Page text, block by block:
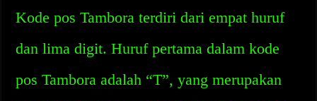
Kode pos Tambora terdiri dari empat huruf
dan lima digit. Huruf pertama dalam kode
pos Tambora adalah “T”, yang merupakan